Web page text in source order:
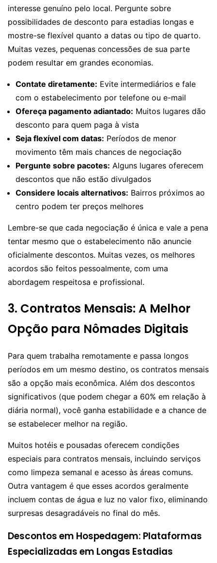
interesse genuíno pelo local. Pergunte sobre
possibilidades de desconto para estadias longas e
mostre-se flexível quanto a datas ou tipo de quarto.
Muitas vezes, pequenas concessões de sua parte
podem resultar em grandes economias.
Contate diretamente: Evite intermediários e fale
com o estabelecimento por telefone ou e-mail
Ofereça pagamento adiantado: Muitos lugares dão
desconto para quem paga à vista
Seja flexível com datas: Períodos de menor
movimento têm mais chances de negociação
Pergunte sobre pacotes: Alguns lugares oferecem
descontos que não estão divulgados
Considere locais alternativos: Bairros próximos ao
centro podem ter preços melhores
Lembre-se que cada negociação é única e vale a pena
tentar mesmo que o estabelecimento não anuncie
oficialmente descontos. Muitas vezes, os melhores
acordos são feitos pessoalmente, com uma
abordagem respeitosa e profissional.
3. Contratos Mensais: A Melhor
Opção para Nômades Digitais
Para quem trabalha remotamente e passa longos
períodos em um mesmo destino, os contratos mensais
são a opção mais econômica. Além dos descontos
significativos (que podem chegar a 60% em relação à
diária normal), você ganha estabilidade e a chance de
se estabelecer melhor na região.
Muitos hotéis e pousadas oferecem condições
especiais para contratos mensais, incluindo serviços
como limpeza semanal e acesso às áreas comuns.
Outra vantagem é que esses acordos geralmente
incluem contas de água e luz no valor fixo, eliminando
surpresas desagradáveis no final do mês.
Descontos em Hospedagem: Plataformas
Especializadas em Longas Estadias